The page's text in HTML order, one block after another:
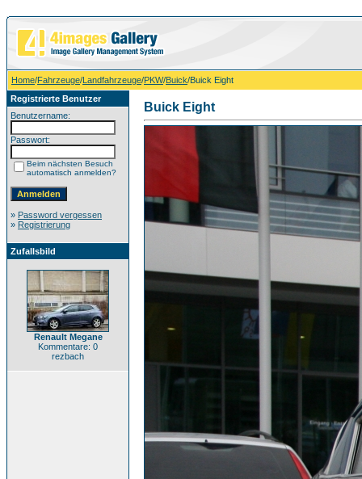
Home/Fahrzeuge/Landfahrzeuge/PKW/Buick/Buick Eight
Registrierte Benutzer
Benutzername:
Passwort:
Beim nächsten Besuch
automatisch anmelden?
» Password vergessen
» Registrierung
Zufallsbild
Renault Megane
Kommentare: 0
rezbach
Buick Eight